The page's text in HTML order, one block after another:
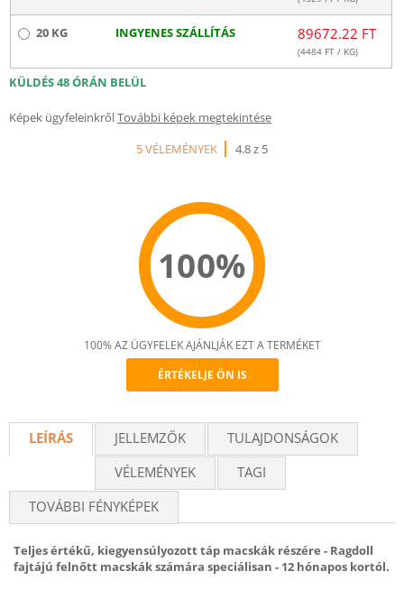
20 KG INGYENES SZÁLLÍTÁS 89672.22 FT
(4484 FT / KG)
KÜLDÉS 48 ÓRÁN BELÜL
Képek ügyfeleinkrőlTovábbi képek megtekintése
5 VÉLEMÉNYEK
4.8 z 5
100%
Recommend
100% AZ ÜGYFELEK AJÁNLJÁK EZT A TERMÉKET
ÉRTÉKELJE ÖN IS
LEÍRÁS JELLEMZŐK
TULAJDONSÁGOK
VÉLEMÉNYEK
TAGI
TOVÁBBI FÉNYKÉPEK
Teljes értékű, kiegyensúlyozott táp macskák részére - Ragdoll
fajtájú felnőtt macskák számára speciálisan - 12 hónapos kortól.